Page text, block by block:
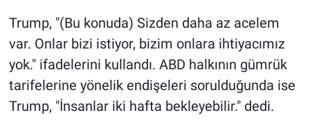
Trump, "(Bu konuda) Sizden daha az acelem
var. Onlar bizi istiyor, bizim onlara ihtiyacımız
yok." ifadelerini kullandı. ABD halkının gümrük
tarifelerine yönelik endişeleri sorulduğunda ise
Trump, "İnsanlar iki hafta bekleyebilir." dedi.
Kimdir
Koronavirüs
Kültür Sanat